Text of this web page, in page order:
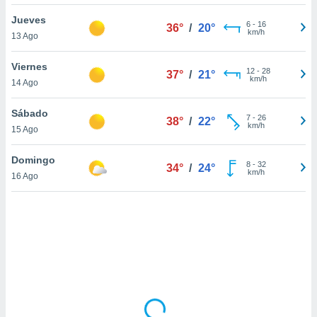
sitio
En
sean
el sitio
ni para
o
Jueves
13 Ago
36° / 20° 6- 16
km/h
Viernes
14 Ago
37° / 21° 12- 28
km/h
Sábado
15 Ago
38° / 22° 7- 26
km/h
Domingo
16 Ago
34° / 24° 8- 32
km/h